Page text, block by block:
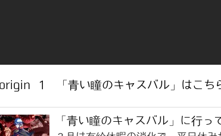
1 「青い瞳のキャスバル」はこちら
「青い瞳のキャスバル」に行っ